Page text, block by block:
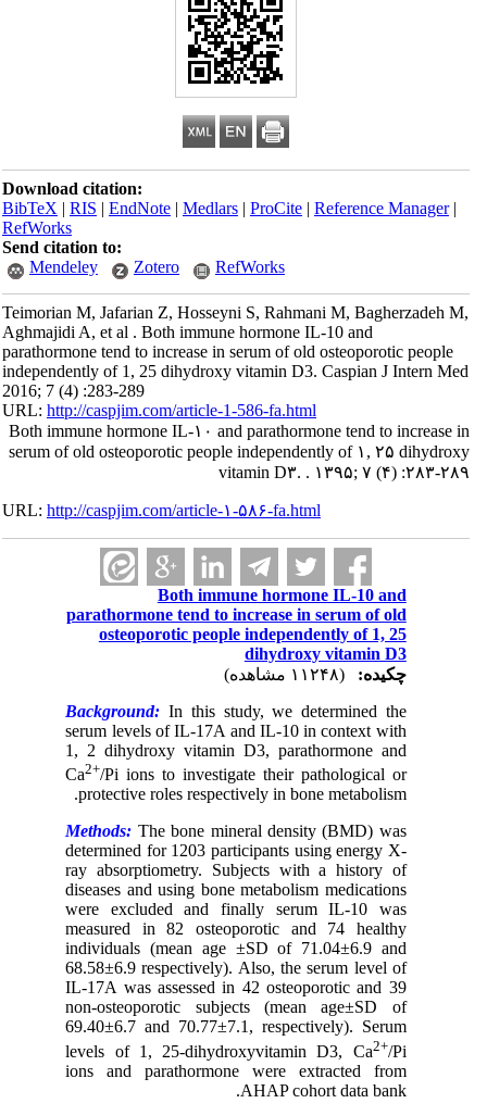
Download citation:
BibTeX|RIS|EndNote|Medlars|ProCite|Reference Manager
RefWorks
Send citation to:
Mendeley
Zotero RefWorks
Teimorian M, Jafarian Z, Hosseyni S, Rahmani M, Bagherzadeh M,
Aghmajidi A, et al . Both immune hormone IL-10 and
parathormone tend to increase in serum of old osteoporotic people
independently of 1, 25 dihydroxy vitamin D3. Caspian J Intern Med
2016; 7 (4) :283-289
URL:http://caspjim.com/article-1-586-fa.html
Both immune hormone IL-۱۰ and parathormone tend to increase in
serum of old osteoporotic people independently of ۱, ۲۵ dihydroxy
vitamin D۳. . ۱۳۹۵; ۷ (۴) :۲۸۳-۲۸۹
URL:http://caspjim.com/article-۱-۵۸۶-fa.html
Both immune hormone IL-10 and
parathormone tend to increase in serum of old
osteoporotic people independently of 1, 25
dihydroxy vitamin D3
چکیده:
Background:In this study, we determined the
serum levels of IL-17A and IL-10 in context with
1, 2 dihydroxy vitamin D3, parathormone and
Ca2+/Pi ions to investigate their pathological or
protective roles respectively in bone metabolism.
Methods:The bone mineral density (BMD) was
determined for 1203 participants using energy X-
ray absorptiometry. Subjects with a history of
diseases and using bone metabolism medications
were excluded and finally serum IL-10 was
measured in 82 osteoporotic and 74 healthy
individuals (mean age ±SD of 71.04±6.9 and
68.58±6.9 respectively). Also, the serum level of
IL-17A was assessed in 42 osteoporotic and 39
non-osteoporotic subjects (mean age±SD of
69.40±6.7 and 70.77±7.1, respectively). Serum
levels of 1, 25-dihydroxyvitamin D3, Ca2+/Pi
ions and parathormone were extracted from
AHAP cohort data bank.